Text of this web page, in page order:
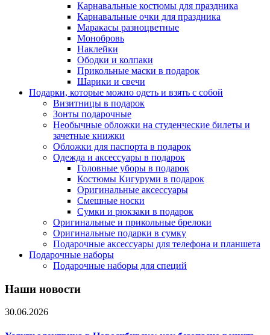
Карнавальные костюмы для праздника
Карнавальные очки для праздника
Маракасы разноцветные
Монобровь
Наклейки
Ободки и колпаки
Прикольные маски в подарок
Шарики и свечи
Подарки, которые можно одеть и взять с собой
Визитницы в подарок
Зонты подарочные
Необычные обложки на студенческие билеты и
зачетные книжки
Обложки для паспорта в подарок
Одежда и аксессуары в подарок
Головные уборы в подарок
Костюмы Кигуруми в подарок
Оригинальные аксессуары
Смешные носки
Сумки и рюкзаки в подарок
Оригинальные и прикольные брелоки
Оригинальные подарки в сумку
Подарочные аксессуары для телефона и планшета
Подарочные наборы
Подарочные наборы для специй
Наши новости
30.06.2026